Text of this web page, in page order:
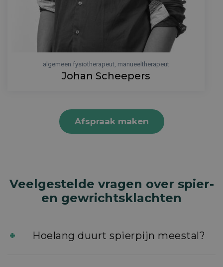
algemeen fysiotherapeut, manueeltherapeut
Johan Scheepers
Afspraak maken
Veelgestelde vragen over spier-
en gewrichtsklachten
Hoelang duurt spierpijn meestal?